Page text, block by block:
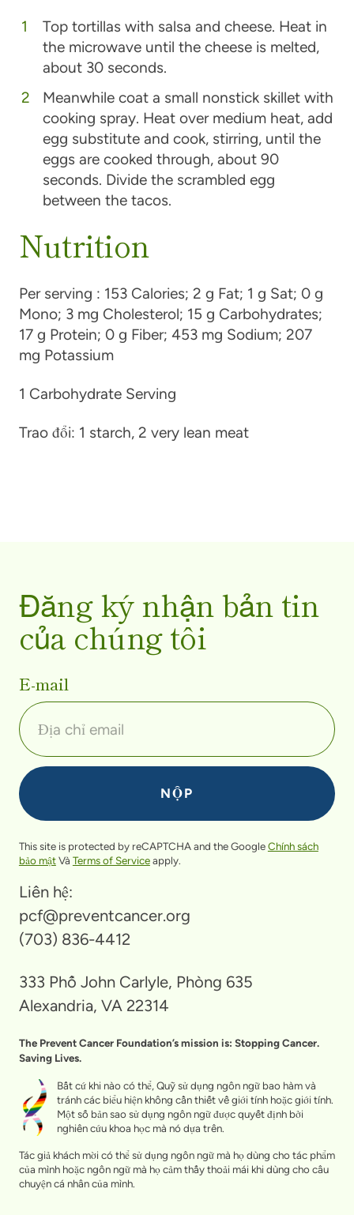
Top tortillas with salsa and cheese. Heat in
the microwave until the cheese is melted,
about 30 seconds.
Meanwhile coat a small nonstick skillet with
cooking spray. Heat over medium heat, add
egg substitute and cook, stirring, until the
eggs are cooked through, about 90
seconds. Divide the scrambled egg
between the tacos.
Nutrition
Per serving : 153 Calories; 2 g Fat; 1 g Sat; 0 g
Mono; 3 mg Cholesterol; 15 g Carbohydrates;
17 g Protein; 0 g Fiber; 453 mg Sodium; 207
mg Potassium
1 Carbohydrate Serving
Trao đổi: 1 starch, 2 very lean meat
Đăng ký nhận bản tin
của chúng tôi
E-mail
This site is protected by reCAPTCHA and the GoogleChính sách
bảo mậtVà Terms of Serviceapply.
Liên hệ:
pcf@preventcancer.org
(703) 836-4412
333 Phố John Carlyle, Phòng 635
Alexandria, VA 22314
The Prevent Cancer Foundation’s mission is: Stopping Cancer.
Saving Lives.
Bất cứ khi nào có thể, Quỹ sử dụng ngôn ngữ bao hàm và
tránh các biểu hiện không cần thiết về giới tính hoặc giới tính.
Một số bản sao sử dụng ngôn ngữ được quyết định bởi
nghiên cứu khoa học mà nó dựa trên.
Tác giả khách mời có thể sử dụng ngôn ngữ mà họ dùng cho tác phẩm
của mình hoặc ngôn ngữ mà họ cảm thấy thoải mái khi dùng cho câu
chuyện cá nhân của mình.